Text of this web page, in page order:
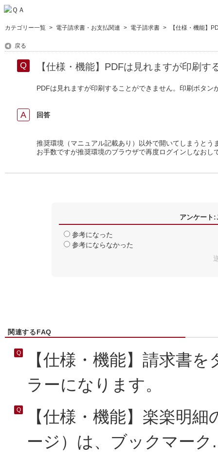
カテゴリー一覧 > 電子請求書・お支払関連 > 電子請求書 > 【仕様・機能】
戻る
【仕様・機能】PDFは見れますが印刷
PDFは見れますが印刷することができません。印刷ボタン
回答
推奨環境（マニュアル記載あり）以外で開いてしまうとう
お手数ですが推奨環境のブラウザで再度ログインしなおし
アンケート:
参考になった
参考にならなかった
関連するFAQ
【仕様・機能】請求書
ラーになります。
【仕様・機能】楽楽明
ージ）は、ブックマーク